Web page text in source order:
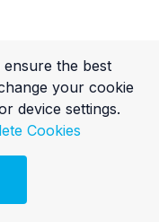
the best
your cookie
device settings.
Cookies